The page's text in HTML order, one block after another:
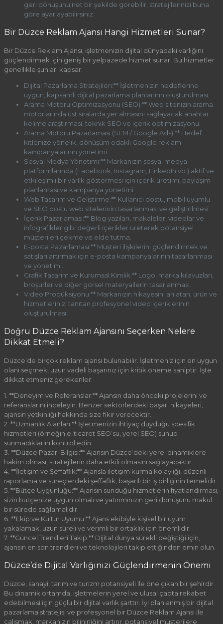
geri dönüşünü net bir şekilde görebilir, stratejilerinizi buna
göre ayarlayabilirsiniz.
Bir Düzce Reklam Ajansı Hangi Hizmetleri Sunar?
Bir Düzce Reklam Ajansı, işletmenizin dijital dünyadaki varlığını
güçlendirmek için geniş bir yelpazede hizmet sunar. Bu hizmetler
genellikle şunları kapsar:
Dijital Pazarlama Stratejileri:** İşletmenizin hedeflerine
uygun, kapsamlı dijital pazarlama planlarının oluşturulması.
Arama Motoru Optimizasyonu (SEO):** Web sitenizin arama
motorlarında üst sıralarda yer almasını sağlayacak anahtar
kelime araştırması, teknik SEO ve içerik optimizasyonu.
Arama Motoru Pazarlaması (SEM / Google Ads):** Hedef
kitlenize yönelik, dönüşüm odaklı Google reklam
kampanyalarının yönetimi.
Sosyal Medya Yönetimi:** Markanızın sosyal medya
platformlarında (Facebook, Instagram, LinkedIn vb.) aktif ve
etkileşimli bir varlık göstermesi için içerik üretimi, paylaşım
planlaması ve kampanya yönetimi.
Web Tasarım ve Geliştirme:** Kullanıcı dostu, mobil uyumlu
ve SEO dostu web sitelerinin tasarlanması ve geliştirilmesi.
İçerik Pazarlaması:** Blog yazıları, makaleler, videolar ve
infografikler gibi değerli içerikler üreterek potansiyel
müşterileri çekme ve elde tutma.
E-posta Pazarlaması:** Müşteri ilişkilerini güçlendirmek ve
satışları artırmak için e-posta kampanyalarının tasarlanması
ve yönetimi.
Grafik Tasarım ve Kurumsal Kimlik:** Logo, marka kılavuzları,
broşürler ve diğer görsel materyallerin tasarlanması.
Video Prodüksiyonu:** Markanızın hikayesini anlatan, ürün ve
hizmetlerinizi tanıtan profesyonel video içeriklerinin
oluşturulması.
Doğru Düzce Reklam Ajansını Seçerken Nelere
Dikkat Etmeli?
Düzce’de birçok reklam ajansı bulunabilir. İşletmeniz için en uygun
olanı seçmek, uzun vadeli başarınız için kritik öneme sahiptir. İşte
dikkat etmeniz gerekenler:
1. **Deneyim ve Referanslar:** Ajansın daha önceki projelerini ve
referanslarını inceleyin. Benzer sektörlerdeki başarı hikayeleri,
ajansın yetkinliği hakkında size fikir verecektir.
2. **Uzmanlık Alanları:** İşletmenizin ihtiyaç duyduğu spesifik
hizmetleri (örneğin e-ticaret SEO’su, yerel SEO) sunup
sunmadıklarını kontrol edin.
3. **Düzce Pazarı Bilgisi:** Ajansın Düzce’deki yerel dinamiklere
hakim olması, stratejilerin daha etkili olmasını sağlayacaktır.
4. **İletişim ve Şeffaflık:** Ajansla iletişim kurma kolaylığı, düzenli
raporlama ve süreçlerdeki şeffaflık, başarılı bir iş birliğinin temelidir.
5. **Bütçe Uygunluğu:** Ajansın sunduğu hizmetlerin fiyatlandırması,
sizin bütçenize uygun olmalı ve yatırımınızın geri dönüşünü makul
bir sürede sağlamalıdır.
6. **Ekip ve Kültür Uyumu:** Ajans ekibiyle kişisel bir uyum
yakalamak, uzun süreli ve verimli bir ortaklık için önemlidir.
7. **Güncel Trendleri Takip:** Dijital dünya sürekli değiştiği için,
ajansın en son trendleri ve teknolojileri takip ettiğinden emin olun.
Düzce’de Dijital Varlığınızı Güçlendirmenin Önemi
Düzce, sanayi, tarım ve turizm potansiyeli ile öne çıkan bir şehirdir.
Bu dinamik ortamda, işletmelerin yerel ve ulusal çapta rekabet
edebilmesi için güçlü bir dijital varlık şarttır. İyi planlanmış bir dijital
pazarlama stratejisi ve profesyonel bir Düzce Reklam Ajansı ile
çalışmak, markanızın bilinirliğini artırır, potansiyel müşterilere